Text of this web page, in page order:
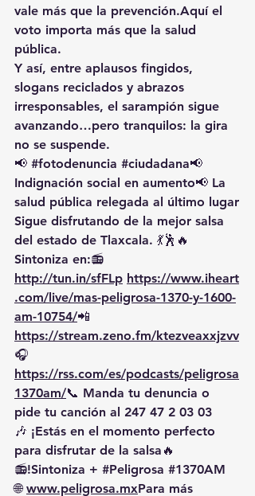
vale más que la prevención.Aquí el
voto importa más que la salud
pública.
Y así, entre aplausos fingidos,
slogans reciclados y abrazos
irresponsables, el sarampión sigue
avanzando…pero tranquilos: la gira
no se suspende.
📢 #fotodenuncia #ciudadana📢
Indignación social en aumento📢 La
salud pública relegada al último lugar
Sigue disfrutando de la mejor salsa
del estado de Tlaxcala. 💃🕺🔥
Sintoniza en:📻
http://tun.in/sfFLp https://www.iheart
.com/live/mas-peligrosa-1370-y-1600-
am-10754/📲
https://stream.zeno.fm/ktezveaxxjzvv
🎧
https://rss.com/es/podcasts/peligrosa
1370am/📞 Manda tu denuncia o
pide tu canción al 247 47 2 03 03
🎶 ¡Estás en el momento perfecto
para disfrutar de la salsa🔥
📻!Sintoniza + #Peligrosa #1370AM
🌐 www.peligrosa.mxPara más